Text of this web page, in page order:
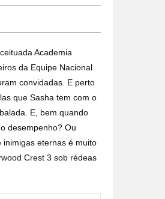
Academia
da Equipe Nacional
convidadas. E perto
que Sasha tem com o
E, bem quando
desempenho? Ou
inimigas eternas é muito
Crest 3 sob rédeas